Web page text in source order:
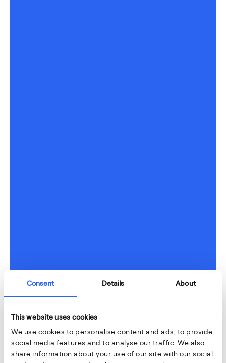
Consent Details About
This website uses cookies
We use cookies to personalise content and ads, to provide
social media features and to analyse our traffic. We also
share information about your use of our site with our social